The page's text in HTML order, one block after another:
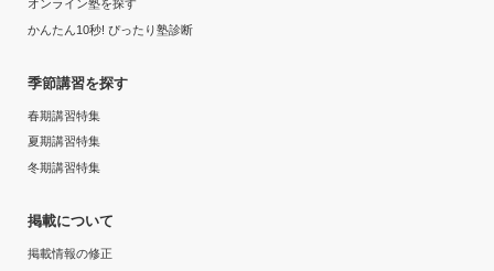
オンライン塾を探す
かんたん10秒! ぴったり塾診断
季節講習を探す
春期講習特集
夏期講習特集
冬期講習特集
掲載について
掲載情報の修正